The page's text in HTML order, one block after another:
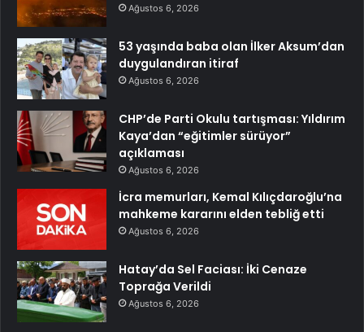
Ağustos 6, 2026
53 yaşında baba olan İlker Aksum’dan
duygulandıran itiraf
Ağustos 6, 2026
CHP’de Parti Okulu tartışması: Yıldırım
Kaya’dan “eğitimler sürüyor”
açıklaması
Ağustos 6, 2026
İcra memurları, Kemal Kılıçdaroğlu’na
mahkeme kararını elden tebliğ etti
Ağustos 6, 2026
Hatay’da Sel Faciası: İki Cenaze
Toprağa Verildi
Ağustos 6, 2026